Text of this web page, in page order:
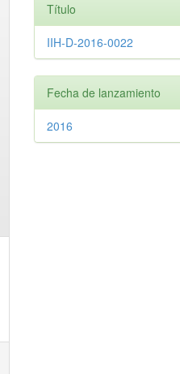
Título
IIH-D-2016-0022
Fecha de lanzamiento
2016